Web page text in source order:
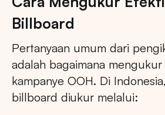
Billboard
Pertanyaan umum dari
adalah bagaimana
kampanye OOH. Di
billboard diukur melalui: